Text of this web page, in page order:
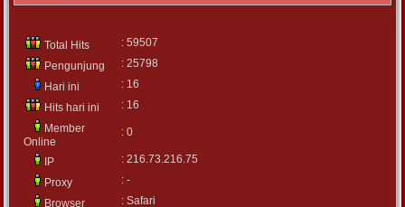
Total Hits
: 59507
Pengunjung
: 25798
Hari ini
: 16
Hits hari ini
: 16
Member
Online
: 0
IP
: 216.73.216.75
Proxy
: -
Browser
: Safari